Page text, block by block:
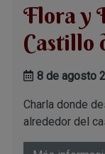
Flora y
Castillo
8 de agosto
Charla donde
alrededor del